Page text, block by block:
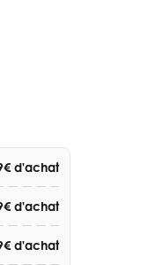
d'achat
d'achat
d'achat